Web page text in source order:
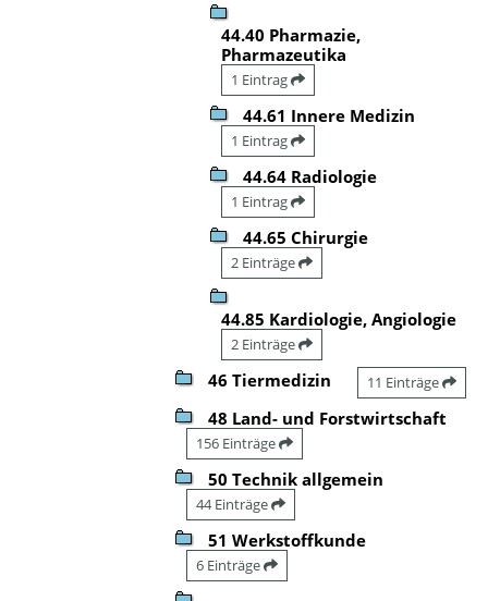
44.40 Pharmazie,
Pharmazeutika
1 Eintrag
44.61 Innere Medizin
1 Eintrag
44.64 Radiologie
1 Eintrag
44.65 Chirurgie
2 Einträge
44.85 Kardiologie, Angiologie
2 Einträge
46 Tiermedizin 11 Einträge
48 Land- und Forstwirtschaft
156 Einträge
50 Technik allgemein
44 Einträge
51 Werkstoffkunde
6 Einträge